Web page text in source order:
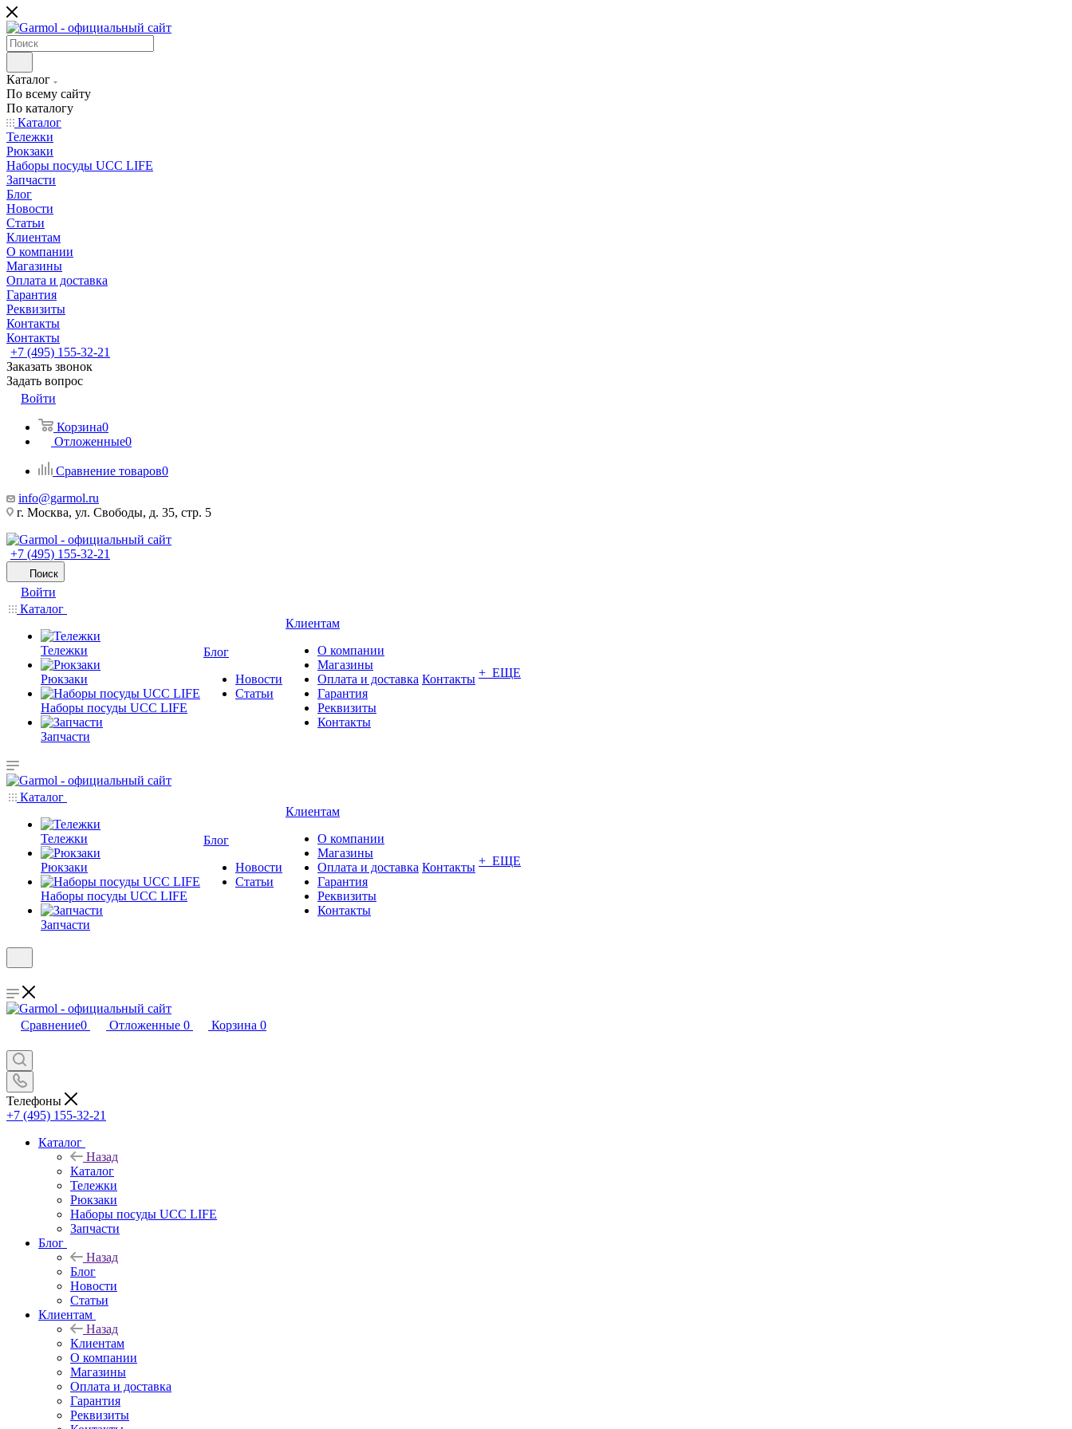
Каталог
По всему сайту
По каталогу
Каталог
Тележки
Рюкзаки
Наборы посуды UCC LIFE
Запчасти
Блог
Новости
Статьи
Клиентам
О компании
Магазины
Оплата и доставка
Гарантия
Реквизиты
Контакты
Контакты
+7 (495) 155-32-21
Заказать звонок
Задать вопрос
Войти
Корзина0
Отложенные0
Сравнение товаров0
info@garmol.ru
г. Москва, ул. Свободы, д. 35, стр. 5
+7 (495) 155-32-21
Поиск
Войти
Каталог
Тележки
Рюкзаки
Наборы посуды UCC LIFE
Запчасти
Блог
Новости
Статьи
Клиентам
О компании
Магазины
Оплата и доставка
Гарантия
Реквизиты
Контакты
Контакты + ЕЩЕ
Каталог
Тележки
Рюкзаки
Наборы посуды UCC LIFE
Запчасти
Блог
Новости
Статьи
Клиентам
О компании
Магазины
Оплата и доставка
Гарантия
Реквизиты
Контакты
Контакты + ЕЩЕ
Сравнение0 Отложенные 0 Корзина 0
Телефоны
+7 (495) 155-32-21
Каталог
Назад
Каталог
Тележки
Рюкзаки
Наборы посуды UCC LIFE
Запчасти
Блог
Назад
Блог
Новости
Статьи
Клиентам
Назад
Клиентам
О компании
Магазины
Оплата и доставка
Гарантия
Реквизиты